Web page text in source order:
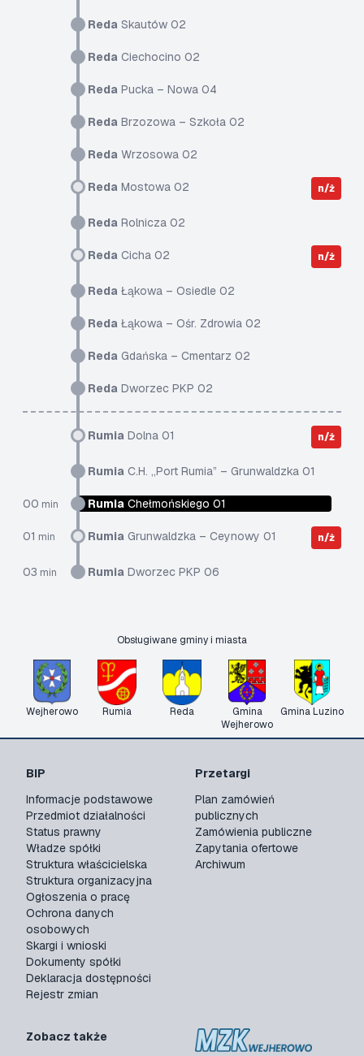
Reda Skautów 02
Reda Ciechocino 02
Reda Pucka – Nowa 04
Reda Brzozowa – Szkoła 02
Reda Wrzosowa 02
Reda Mostowa 02 n/ż
Reda Rolnicza 02
Reda Cicha 02 n/ż
Reda Łąkowa – Osiedle 02
Reda Łąkowa – Ośr. Zdrowia 02
Reda Gdańska – Cmentarz 02
Reda Dworzec PKP 02
Rumia Dolna 01 n/ż
Rumia C.H. „Port Rumia” – Grunwaldzka 01
00 min Rumia Chełmońskiego 01
01 min Rumia Grunwaldzka – Ceynowy 01 n/ż
03 min Rumia Dworzec PKP 06
Obsługiwane gminy i miasta
Wejherowo Rumia Reda
Gmina
Wejherowo
Gmina Luzino
BIP
Informacje podstawowe
Przedmiot działalności
Status prawny
Władze spółki
Struktura właścicielska
Struktura organizacyjna
Ogłoszenia o pracę
Ochrona danych
osobowych
Skargi i wnioski
Dokumenty spółki
Deklaracja dostępności
Rejestr zmian
Przetargi
Plan zamówień
publicznych
Zamówienia publiczne
Zapytania ofertowe
Archiwum
Zobacz także